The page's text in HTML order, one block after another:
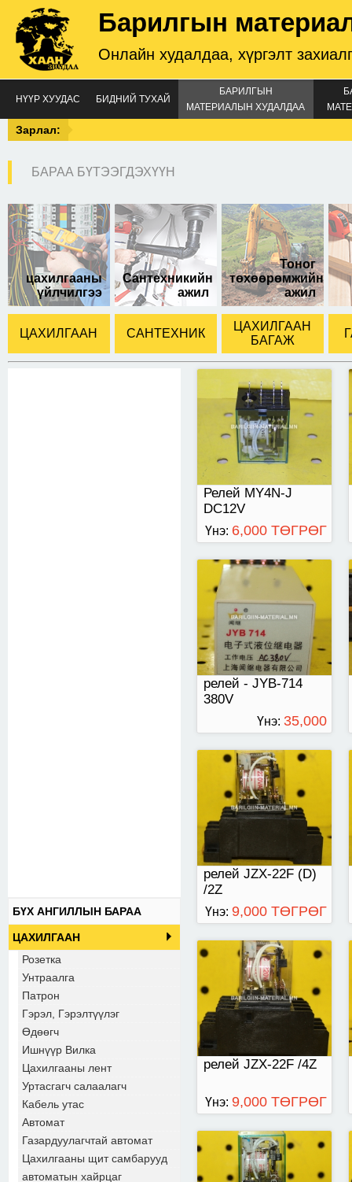
Барилгын
Онлайн худалдаа, хүргэлт
НҮҮР ХУУДАС БИДНИЙ ТУХАЙ
БАРИЛГЫН
МАТЕРИАЛЫН ХУДАЛДАА
Зарлал:
БАРАА БҮТЭЭГДЭХҮҮН
цахилгааны
үйлчилгээ
Сантехникийн
ажил
Тоног
төхөөрөмжийн
ажил
ЦАХИЛГААН САНТЕХНИК
ЦАХИЛГААН
БАГАЖ
БҮХ АНГИЛЛЫН БАРАА
ЦАХИЛГААН
Розетка
Унтраалга
Патрон
Гэрэл, Гэрэлтүүлэг
Өдөөгч
Ишнүүр Вилка
Цахилгааны лент
Уртасгагч салаалагч
Кабель утас
Автомат
Газардуулагчтай автомат
Цахилгааны щит самбарууд
автоматын хайрцаг
Релей MY4N-J
DC12V
Релей MY4N-J
DC12V
Үнэ: 6,000 ТӨГРӨГ
релей - JYB-714
380V
релей - JYB-714 380V
Үнэ: 35,000
ТӨГРӨГ
релей JZX-22F (D)
/2Z
релей JZX-22F (D)
/2Z
Үнэ: 9,000 ТӨГРӨГ
релей JZX-22F /4Z
релей JZX-22F /4Z
Үнэ: 9,000 ТӨГРӨГ
релей MY3N-J
RM2S-UL-DC24